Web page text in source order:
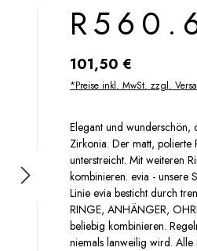
Regulärer Preis:
101,50 €
*Preise inkl. MwSt. zzgl.
Elegant und wunderschön,
Zirkonia. Der matt, polierte
unterstreicht. Mit weiteren
kombinieren. evia - unsere
Linie evia besticht durch
RINGE, ANHÄNGER,
beliebig kombinieren.
niemals lanweilig wird.